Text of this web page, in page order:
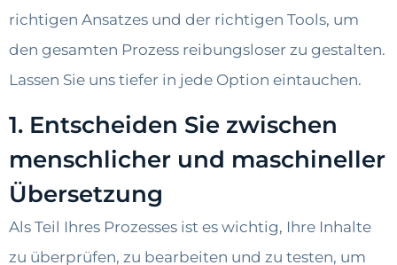
richtigen Ansatzes und der richtigen Tools, um
den gesamten Prozess reibungsloser zu gestalten.
Lassen Sie uns tiefer in jede Option eintauchen.
1. Entscheiden Sie zwischen
menschlicher und maschineller
Übersetzung
Als Teil Ihres Prozesses ist es wichtig, Ihre Inhalte
zu überprüfen, zu bearbeiten und zu testen, um